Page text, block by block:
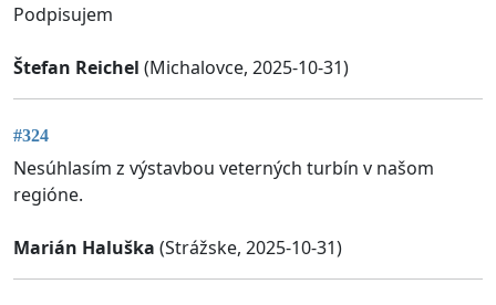
Podpisujem
Štefan Reichel (Michalovce, 2025-10-31)
#324
Nesúhlasím z výstavbou veterných turbín v našom
regióne.
Marián Haluška (Strážske, 2025-10-31)